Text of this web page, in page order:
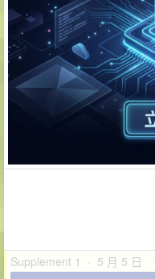
Supplement 1 · 5 月 5 日